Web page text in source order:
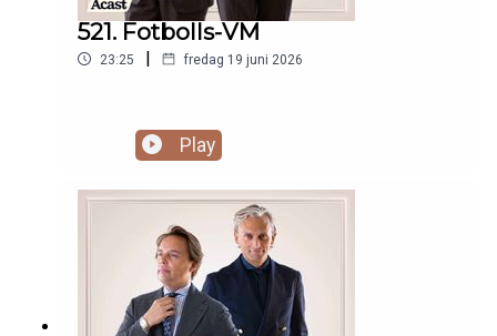
521. Fotbolls-VM
23:25 | fredag 19 juni 2026
Play